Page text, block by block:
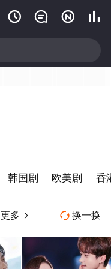
   
韩国剧 欧美剧 香
 换一换
更多 